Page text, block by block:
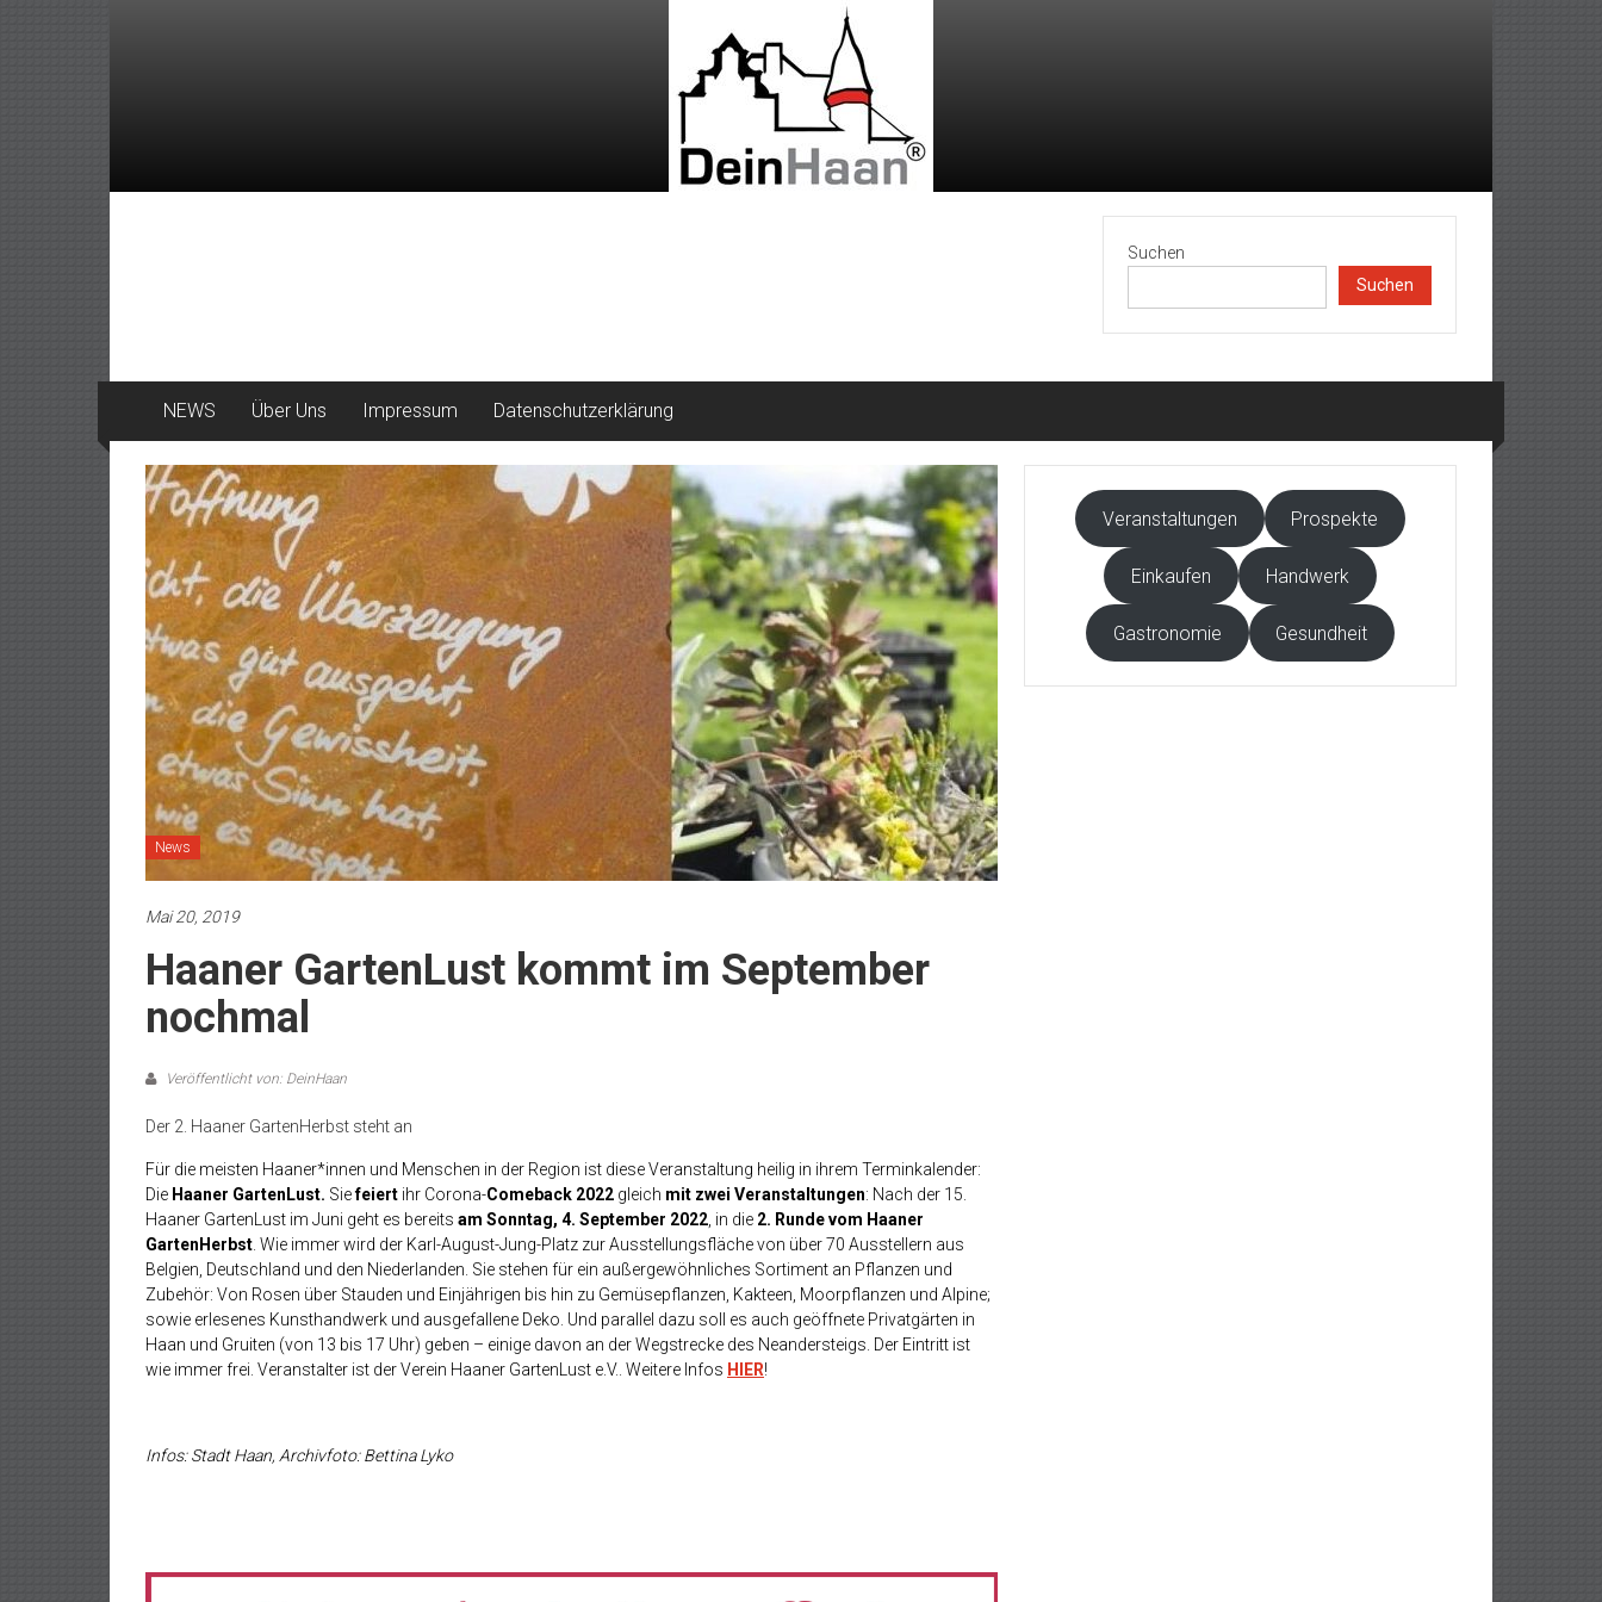
Suchen
Suchen
NEWS Über Uns Impressum Datenschutzerklärung
News
Mai 20, 2019
Haaner GartenLust kommt im September
nochmal
Veröffentlicht von: DeinHaan
Der 2. Haaner GartenHerbst steht an
Für die meisten Haaner*innen und Menschen in der Region ist diese Veranstaltung heilig in ihrem Terminkalender:
Die Haaner GartenLust. Siefeiert ihr Corona-Comeback 2022 gleich mit zwei Veranstaltungen: Nach der 15.
Haaner GartenLust im Juni geht es bereits am Sonntag, 4. September 2022 , in die 2. Runde vom Haaner
GartenHerbst . Wie immer wird der Karl-August-Jung-Platz zur Ausstellungsfläche von über 70 Ausstellern aus
Belgien, Deutschland und den Niederlanden. Sie stehen für ein außergewöhnliches Sortiment an Pflanzen und
Zubehör: Von Rosen über Stauden und Einjährigen bis hin zu Gemüsepflanzen, Kakteen, Moorpflanzen und Alpine;
sowie erlesenes Kunsthandwerk und ausgefallene Deko. Und parallel dazu soll es auch geöffnete Privatgärten in
Haan und Gruiten (von 13 bis 17 Uhr) geben – einige davon an der Wegstrecke des Neandersteigs. Der Eintritt ist
wie immer frei. Veranstalter ist der Verein Haaner GartenLust e.V.. Weitere Infos HIER!
Infos: Stadt Haan, Archivfoto: Bettina Lyko
Veranstaltungen Prospekte
Einkaufen Handwerk
Gastronomie Gesundheit